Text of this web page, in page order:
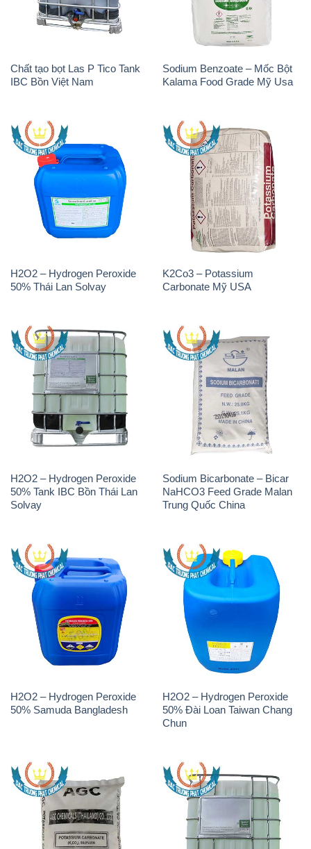
Chất tạo bọt Las P Tico Tank
IBC Bồn Việt Nam
Sodium Benzoate – Mốc Bột
Kalama Food Grade Mỹ Usa
H2O2 – Hydrogen Peroxide
50% Thái Lan Solvay
K2Co3 – Potassium
Carbonate Mỹ USA
H2O2 – Hydrogen Peroxide
50% Tank IBC Bồn Thái Lan
Solvay
Sodium Bicarbonate – Bicar
NaHCO3 Feed Grade Malan
Trung Quốc China
H2O2 – Hydrogen Peroxide
50% Samuda Bangladesh
H2O2 – Hydrogen Peroxide
50% Đài Loan Taiwan Chang
Chun